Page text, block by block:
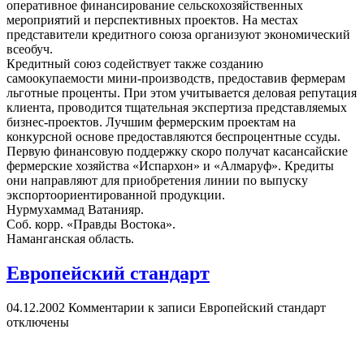
оперативное финансирование сельскохозяйственных
мероприятий и перспективных проектов. На местах
представители кредитного союза организуют экономический
всеобуч.
Кредитный союз содействует также созданию
самоокупаемости мини-производств, предоставив фермерам
льготные проценты. При этом учитывается деловая репутация
клиента, проводится тщательная экспертиза представляемых
бизнес-проектов. Лучшим фермерским проектам на
конкурсной основе предоставляются беспроцентные ссуды.
Первую финансовую поддержку скоро получат касансайские
фермерские хозяйства «Испархон» и «Алмаруф». Кредиты
они направляют для приобретения линии по выпуску
экспортоориентированной продукции.
Нурмухаммад Ватанияр.
Соб. корр. «Правды Востока».
Наманганская область.
Европейский стандарт
04.12.2002 Комментарии к записи Европейский стандарт
отключены